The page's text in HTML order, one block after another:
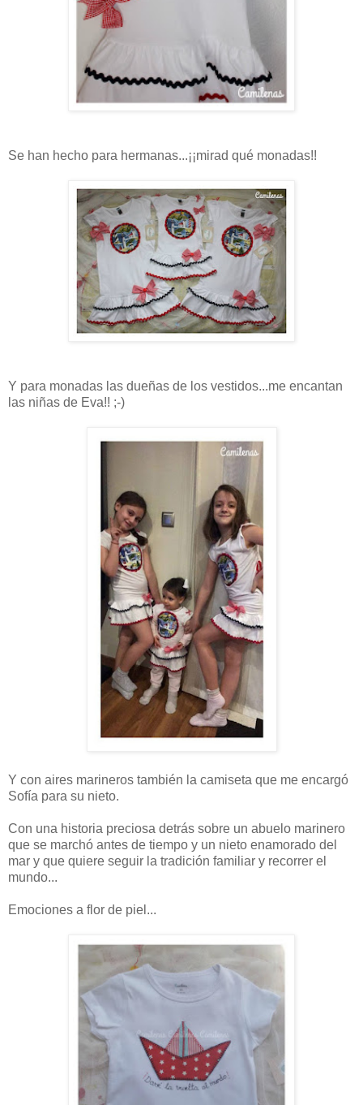
Se han hecho para hermanas...¡¡mirad qué monadas!!
Y para monadas las dueñas de los vestidos...me encantan
las niñas de Eva!! ;-)
Y con aires marineros también la camiseta que me encargó
Sofía para su nieto.
Con una historia preciosa detrás sobre un abuelo marinero
que se marchó antes de tiempo y un nieto enamorado del
mar y que quiere seguir la tradición familiar y recorrer el
mundo...
Emociones a flor de piel...